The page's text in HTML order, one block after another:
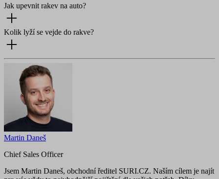
Jak upevnit rakev na auto?
Kolik lyží se vejde do rakve?
Martin Daneš
Chief Sales Officer
Jsem Martin Daneš, obchodní ředitel SURI.CZ. Naším cílem je najít